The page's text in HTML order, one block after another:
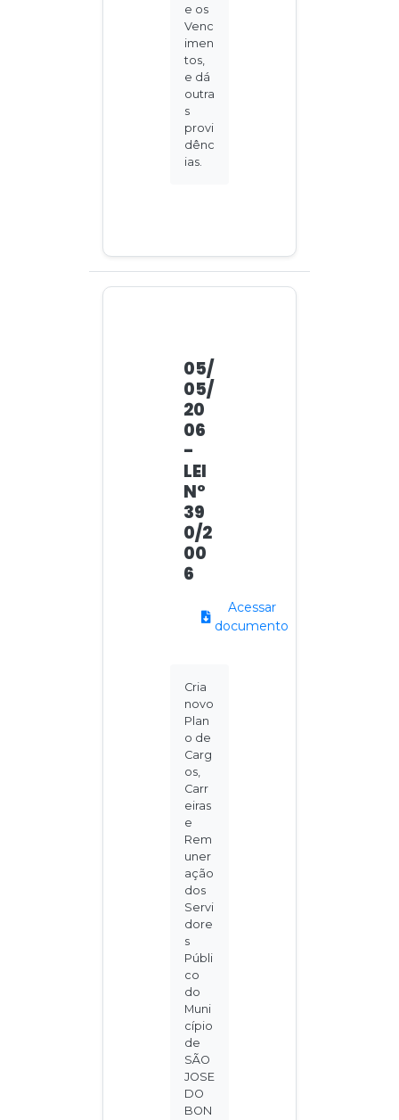
e os
Venc
imen
tos,
e dá
outra
s
provi
dênc
ias.
05/
05/
20
06
-
LEI
N°
39
0/2
00
6
Acessar
documento
Cria
novo
Plan
o de
Carg
os,
Carr
eiras
e
Rem
uner
ação
dos
Servi
dore
s
Públi
co
do
Muni
cípio
de
SÃO
JOSE
DO
BON